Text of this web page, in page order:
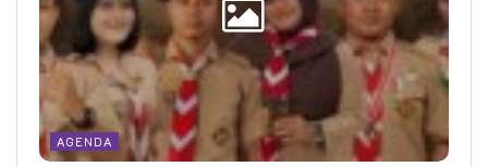
AGENDA